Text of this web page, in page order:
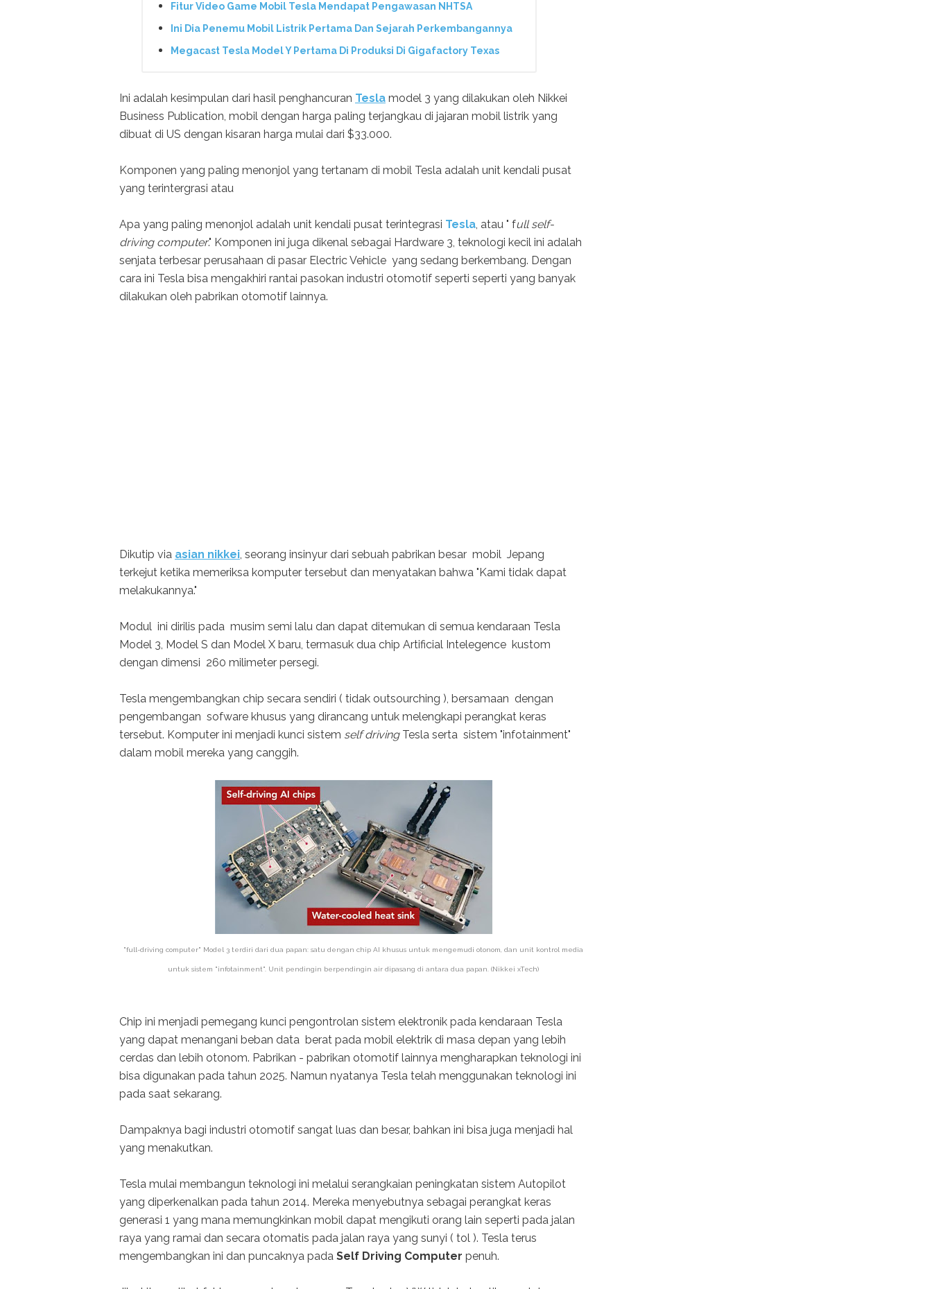
Fitur Video Game Mobil Tesla Mendapat Pengawasan NHTSA
Ini Dia Penemu Mobil Listrik Pertama Dan Sejarah Perkembangannya
Megacast Tesla Model Y Pertama Di Produksi Di Gigafactory Texas
Ini adalah kesimpulan dari hasil penghancuran Tesla model 3 yang dilakukan oleh Nikkei
Business Publication, mobil dengan harga paling terjangkau di jajaran mobil listrik yang
dibuat di US dengan kisaran harga mulai dari $33.000.
Komponen yang paling menonjol yang tertanam di mobil Tesla adalah unit kendali pusat
yang terintergrasi atau
Apa yang paling menonjol adalah unit kendali pusat terintegrasi Tesla, atau " full self-
driving computer." Komponen ini juga dikenal sebagai Hardware 3, teknologi kecil ini adalah
senjata terbesar perusahaan di pasar Electric Vehicle yang sedang berkembang. Dengan
cara ini Tesla bisa mengakhiri rantai pasokan industri otomotif seperti seperti yang banyak
dilakukan oleh pabrikan otomotif lainnya.
Dikutip via asian nikkei, seorang insinyur dari sebuah pabrikan besar mobil Jepang
terkejut ketika memeriksa komputer tersebut dan menyatakan bahwa "Kami tidak dapat
melakukannya."
Modul ini dirilis pada musim semi lalu dan dapat ditemukan di semua kendaraan Tesla
Model 3, Model S dan Model X baru, termasuk dua chip Artificial Intelegence kustom
dengan dimensi 260 milimeter persegi.
Tesla mengembangkan chip secara sendiri ( tidak outsourching ), bersamaan dengan
pengembangan sofware khusus yang dirancang untuk melengkapi perangkat keras
tersebut. Komputer ini menjadi kunci sistem self drivingTesla serta sistem "infotainment"
dalam mobil mereka yang canggih.
"full-driving computer" Model 3 terdiri dari dua papan: satu dengan chip AI khusus untuk mengemudi otonom, dan unit kontrol media
untuk sistem "infotainment". Unit pendingin berpendingin air dipasang di antara dua papan. (Nikkei xTech)
Chip ini menjadi pemegang kunci pengontrolan sistem elektronik pada kendaraan Tesla
yang dapat menangani beban data berat pada mobil elektrik di masa depan yang lebih
cerdas dan lebih otonom. Pabrikan - pabrikan otomotif lainnya mengharapkan teknologi ini
bisa digunakan pada tahun 2025. Namun nyatanya Tesla telah menggunakan teknologi ini
pada saat sekarang.
Dampaknya bagi industri otomotif sangat luas dan besar, bahkan ini bisa juga menjadi hal
yang menakutkan.
Tesla mulai membangun teknologi ini melalui serangkaian peningkatan sistem Autopilot
yang diperkenalkan pada tahun 2014. Mereka menyebutnya sebagai perangkat keras
generasi 1 yang mana memungkinkan mobil dapat mengikuti orang lain seperti pada jalan
raya yang ramai dan secara otomatis pada jalan raya yang sunyi ( tol ). Tesla terus
mengembangkan ini dan puncaknya pada Self Driving Computer penuh.